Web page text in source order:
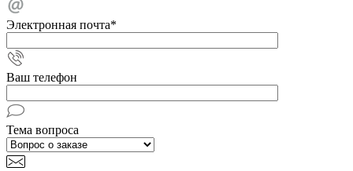
Электронная почта*
Ваш телефон
Тема вопроса